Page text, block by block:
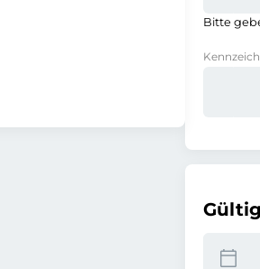
Bitte